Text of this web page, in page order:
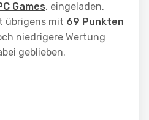
Games, eingeladen.
übrigens mit 69 Punkten
niedrigere Wertung
geblieben.